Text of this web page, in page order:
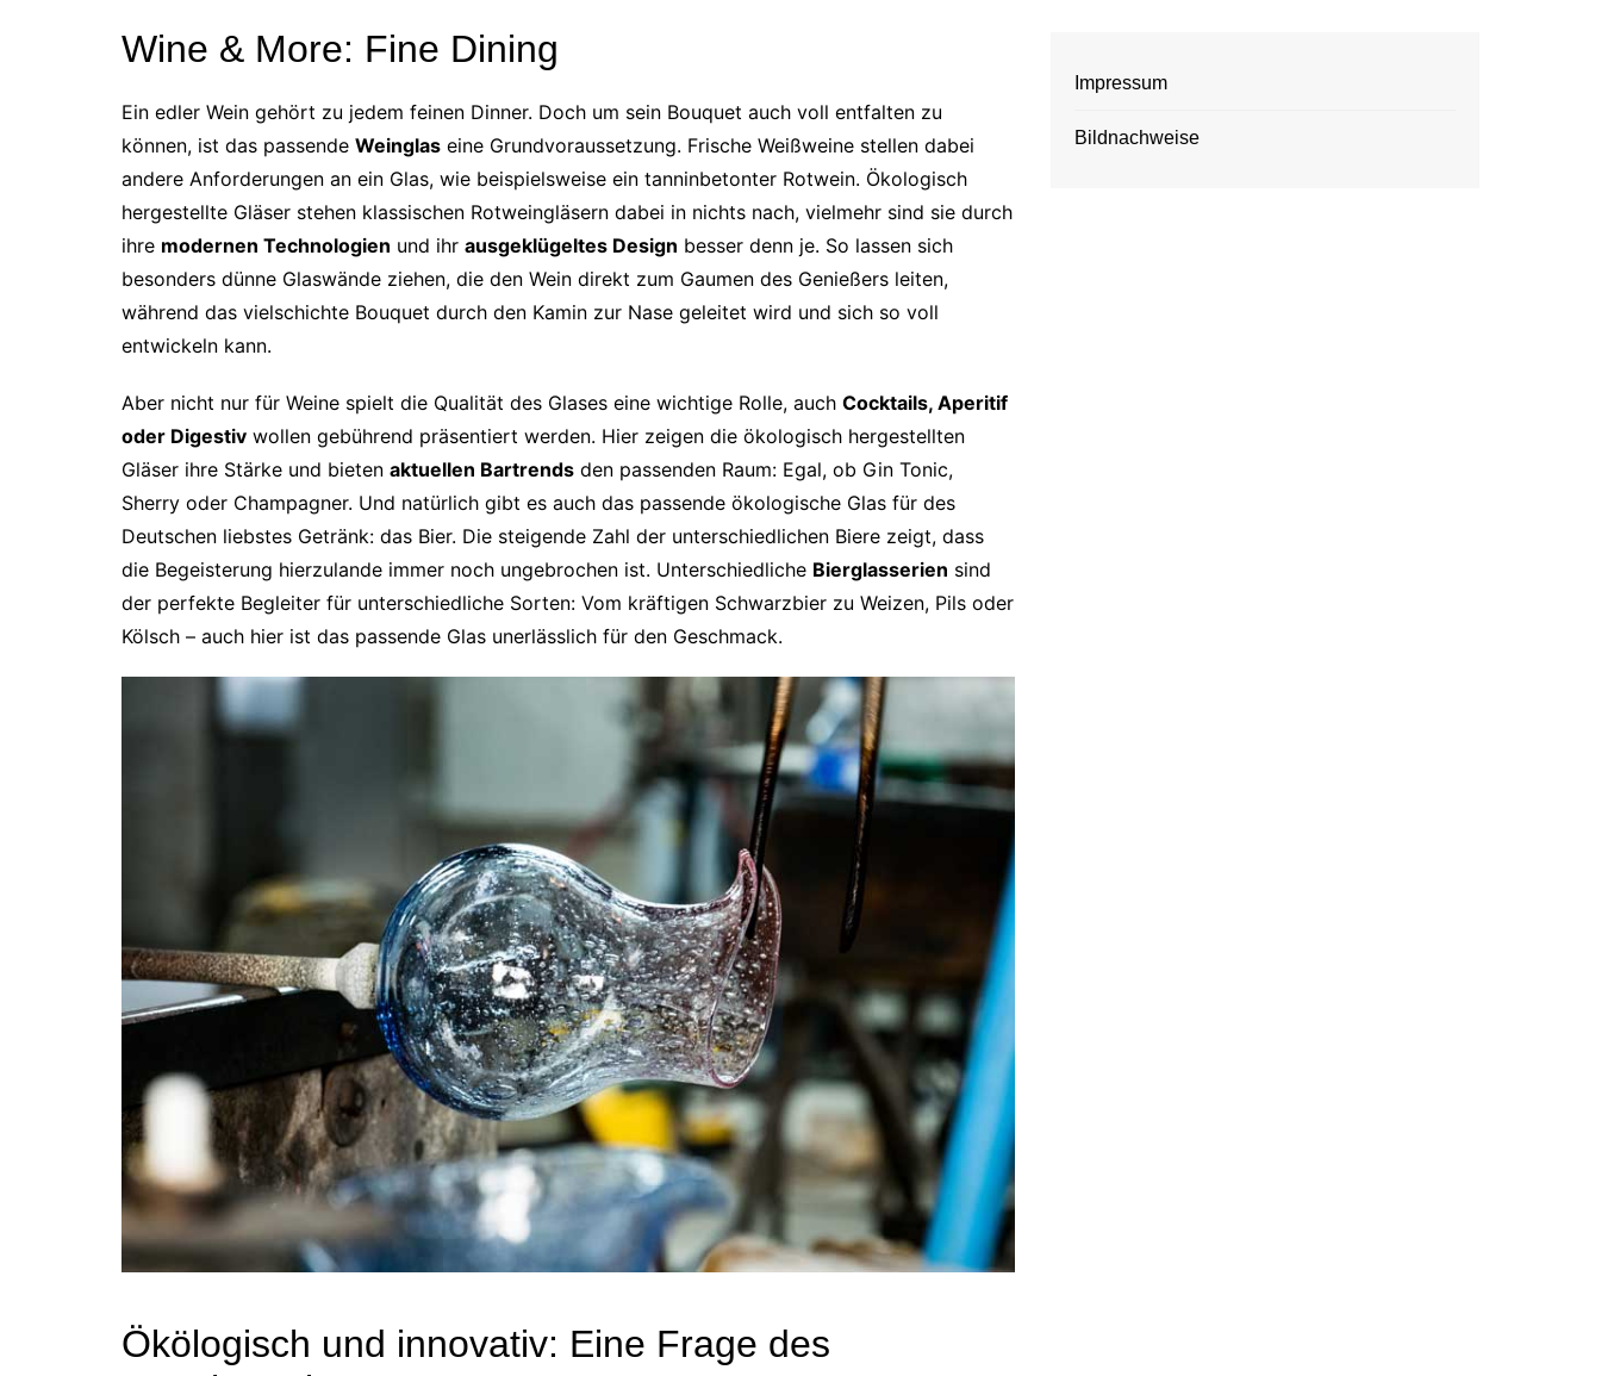
Wine & More: Fine Dining
Ein edler Wein gehört zu jedem feinen Dinner. Doch um sein Bouquet auch voll entfalten zu
können, ist das passende Weinglas eine Grundvoraussetzung. Frische Weißweine stellen dabei
andere Anforderungen an ein Glas, wie beispielsweise ein tanninbetonter Rotwein. Ökologisch
hergestellte Gläser stehen klassischen Rotweingläsern dabei in nichts nach, vielmehr sind sie durch
ihre modernen Technologien und ihr ausgeklügeltes Design besser denn je. So lassen sich
besonders dünne Glaswände ziehen, die den Wein direkt zum Gaumen des Genießers leiten,
während das vielschichte Bouquet durch den Kamin zur Nase geleitet wird und sich so voll
entwickeln kann.
Aber nicht nur für Weine spielt die Qualität des Glases eine wichtige Rolle, auch Cocktails, Aperitif
oder Digestiv wollen gebührend präsentiert werden. Hier zeigen die ökologisch hergestellten
Gläser ihre Stärke und bieten aktuellen Bartrends den passenden Raum: Egal, ob Gin Tonic,
Sherry oder Champagner. Und natürlich gibt es auch das passende ökologische Glas für des
Deutschen liebstes Getränk: das Bier. Die steigende Zahl der unterschiedlichen Biere zeigt, dass
die Begeisterung hierzulande immer noch ungebrochen ist. Unterschiedliche Bierglasserien sind
der perfekte Begleiter für unterschiedliche Sorten: Vom kräftigen Schwarzbier zu Weizen, Pils oder
Kölsch – auch hier ist das passende Glas unerlässlich für den Geschmack.
Ökölogisch und innovativ: Eine Frage des
Impressum
Bildnachweise